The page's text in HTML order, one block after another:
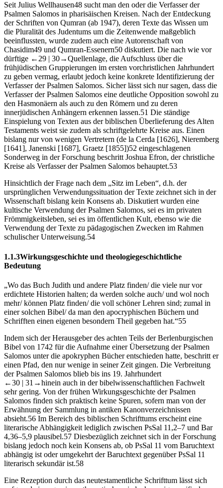
Seit Julius Wellhausen48 sucht man den oder die Verfasser der
Psalmen Salomos in pharisäischen Kreisen. Nach der Entdeckung
der Schriften von Qumran (ab 1947), deren Texte das Wissen um
die Pluralität des Judentums um die Zeitenwende maßgeblich
beeinflussten, wurde zudem auch eine Autorenschaft von
Chasidim49 und Qumran-Essenern50 diskutiert. Die nach wie vor
dürftige ←29 | 30→Quellenlage, die Aufschluss über die
frühjüdischen Gruppierungen im ersten vorchristlichen Jahrhundert
zu geben vermag, erlaubt jedoch keine konkrete Identifizierung der
Verfasser der Psalmen Salomos. Sicher lässt sich nur sagen, dass die
Verfasser der Psalmen Salomos eine deutliche Opposition sowohl zu
den Hasmonäern als auch zu den Römern und zu deren
innerjüdischen Anhängern erkennen lassen.51 Die ständige
Einspielung von Texten aus der biblischen Überlieferung des Alten
Testaments weist sie zudem als schriftgelehrte Kreise aus. Einen
bislang nur von wenigen Vertretern (de la Cerda [1626], Nieremberg
[1641], Janenski [1687], Graetz [1855])52 eingeschlagenen
Sonderweg in der Forschung beschritt Joshua Efron, der christliche
Kreise als Verfasser der Psalmen Salomos behauptet.53
Hinsichtlich der Frage nach dem „Sitz im Leben“, d.h. der
ursprünglichen Verwendungssituation der Texte zeichnet sich in der
Wissenschaft bislang kein Konsens ab. Diskutiert wurden eine
kultische Verwendung der Psalmen Salomos, sei es im privaten
Frömmigkeitsleben, sei es im öffentlichen Kult, ebenso wie die
Verwendung der Texte zu pädagogischen Zwecken im Rahmen
schulischer Unterweisung.54
1.1.3Wirkungsgeschichte und theologiegeschichtliche
Bedeutung
„Wo das Buch Judith und andere Platz finden/ die viele nur vor
erdichtete Historien halten; da werden solche auch/ und wol noch
mehr/ können Platz finden/ die voll schöner Lehren sind; zumal in
einer solchen Bibel/ da man den apocryphischen Büchern und
Schrifften einen eigenen besondern Theil gegeben hat.“55
Indem sich der Herausgeber des achten Teils der Berlenburgischen
Bibel von 1742 für die Aufnahme einer Übersetzung der Psalmen
Salomos unter die apokryphen Bücher entschieden hatte, beschritt er
einen Pfad, den nur wenige in seiner Zeit gingen. Die Verbreitung
der Psalmen Salomos blieb bis ins 19. Jahrhundert
←30 | 31→hinein auch in der bibelwissenschaftlichen Fachwelt
sehr gering. Von der frühen Wirkungsgeschichte der Psalmen
Salomos finden sich praktisch keine Spuren, sofern man von der
Erwähnung der Sammlung in antiken Kanonverzeichnissen
absieht.56 Im Bereich des biblischen Schrifttums erscheint eine
literarische Abhängigkeit lediglich zwischen PsSal 11,2–7 und Bar
4,36–5,9 plausibel.57 Diesbezüglich zeichnet sich in der Forschung
bislang jedoch noch kein Konsens ab, ob PsSal 11 vom Baruchtext
abhängig ist oder umgekehrt der Baruchtext gegenüber PsSal 11
literarisch sekundär ist.58
Eine Rezeption durch das neutestamentliche Schrifttum lässt sich